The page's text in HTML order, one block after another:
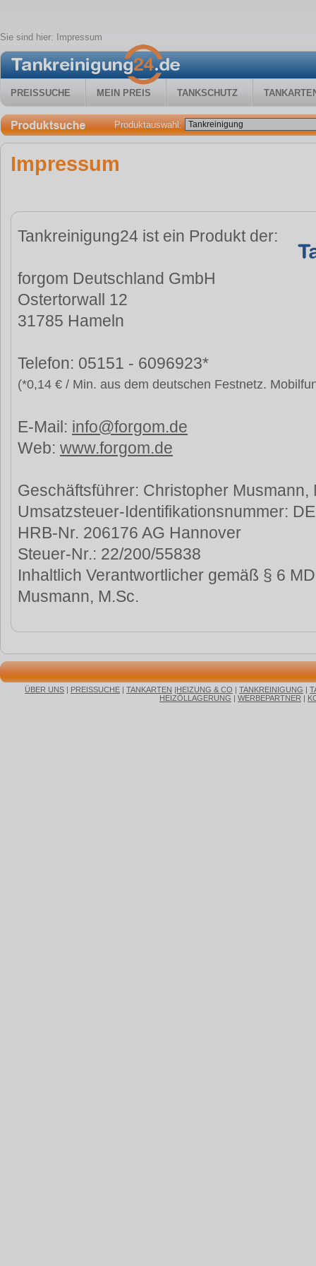
Sie sind hier: Impressum
PREISSUCHE MEIN PREIS TANKSCHUTZ
Produktauswahl:
Impressum
Tankreinigung24 ist ein Produkt der:
forgom Deutschland GmbH
Ostertorwall 12
31785 Hameln
Telefon: 05151 - 6096923*
(*0,14 € / Min. aus dem deutschen Festnetz.
E-Mail: info@forgom.de
Web: www.forgom.de
Geschäftsführer: Christopher Musmann,
Umsatzsteuer-Identifikationsnummer:
HRB-Nr. 206176 AG Hannover
Steuer-Nr.: 22/200/55838
Inhaltlich Verantwortlicher gemäß § 6
Musmann, M.Sc.
ÜBER UNS | PREISSUCHE | TANKARTEN |HEIZUNG & CO | TANKREINIGUNG |
HEIZÖLLAGERUNG | WERBEPARTNER |